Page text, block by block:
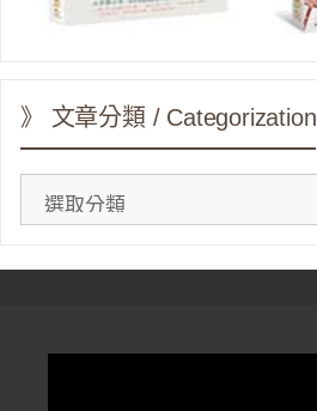
》 文章分類 / Categorization
分